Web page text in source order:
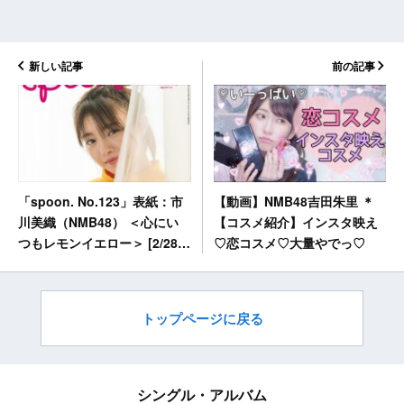
新しい記事
「spoon. No.123」表紙：市
川美織（NMB48） ＜心にい
つもレモンイエロー＞ [2/28発
前の記事
【動画】NMB48吉田朱里 ＊
【コスメ紹介】インスタ映え
♡恋コスメ♡大量やでっ♡
トップページに戻る
シングル・アルバム